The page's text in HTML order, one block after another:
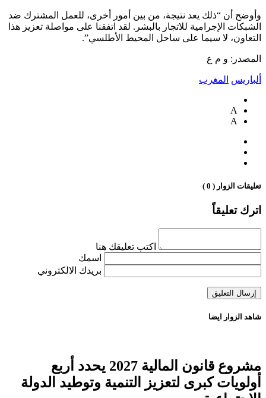
وأوضح أن “ذلك يعد نتيجة، من بين أمور أخرى، للعمل المشترك ضد
الشبكات الإجرامية للاتجار بالبشر. لقد اتفقنا على مواصلة تعزيز هذا
التعاون، لا سيما على ساحل المحيط الأطلسي”.
المصدر: و م ع
ألباريس المغرب
A
A
تعليقات الزوار ( 0 )
اترك تعليقاً
اكتب تعليقك هنا
اسمك
بريدك الالكتروني
شاهد الزوار ايضا
مشروع قانون المالية 2027 يحدد أربع
أولويات كبرى لتعزيز التنمية وتوطيد الدولة